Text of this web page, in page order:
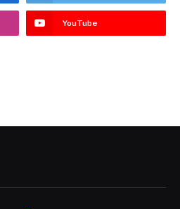
YouTube